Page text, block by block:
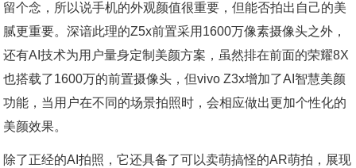
留个念，所以说手机的外观颜值很重要，但能否拍出自己的美
腻更重要。深谙此理的Z5x前置采用1600万像素摄像头之外，
还有AI技术为用户量身定制美颜方案，虽然排在前面的荣耀8X
也搭载了1600万的前置摄像头，但vivo Z3x增加了AI智慧美颜
功能，当用户在不同的场景拍照时，会相应做出更加个性化的
美颜效果。
除了正经的AI拍照，它还具备了可以卖萌搞怪的AR萌拍，展现